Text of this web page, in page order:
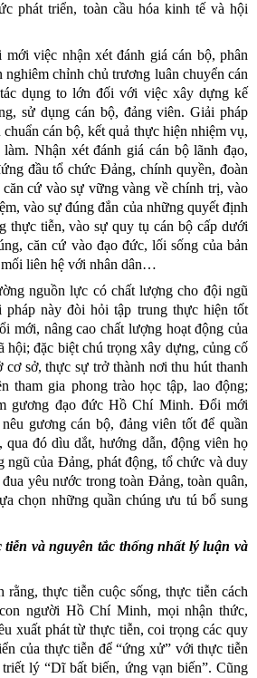
phát triển, toàn cầu hóa kinh tế và hội
việc nhận xét đánh giá cán bộ, phân
chỉnh chủ trương luân chuyển cán
dụng to lớn đối với việc xây dựng kế
sử dụng cán bộ, đảng viên. Giải pháp
cán bộ, kết quả thực hiện nhiệm vụ,
Nhận xét đánh giá cán bộ lãnh đạo,
đầu tổ chức Đảng, chính quyền, đoàn
cứ vào sự vững vàng về chính trị, vào
vào sự đúng đắn của những quyết định
thực tiễn, vào sự quy tụ cán bộ cấp dưới
căn cứ vào đạo đức, lối sống của bản
liên hệ với nhân dân…
nguồn lực có chất lượng cho đội ngũ
pháp này đòi hỏi tập trung thực hiện tốt
mới, nâng cao chất lượng hoạt động của
hội; đặc biệt chú trọng xây dựng, củng cố
cơ sở, thực sự trở thành nơi thu hút thanh
tham gia phong trào học tập, lao động;
gương đạo đức Hồ Chí Minh. Đổi mới
gương cán bộ, đảng viên tốt để quần
qua đó dìu dắt, hướng dẫn, động viên họ
ngũ của Đảng, phát động, tổ chức và duy
yêu nước trong toàn Đảng, toàn quân,
chọn những quần chúng ưu tú bổ sung
tiễn và nguyên tắc thống nhất lý luận và
rằng, thực tiễn cuộc sống, thực tiễn cách
người Hồ Chí Minh, mọi nhận thức,
xuất phát từ thực tiễn, coi trọng các quy
của thực tiễn để “ứng xử” với thực tiễn
lý “Dĩ bất biến, ứng vạn biến”. Cũng